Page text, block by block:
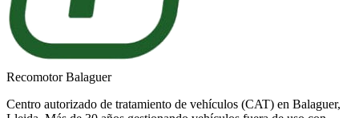
Recomotor Balaguer
Centro autorizado de tratamiento de vehículos (CAT) en Balaguer,